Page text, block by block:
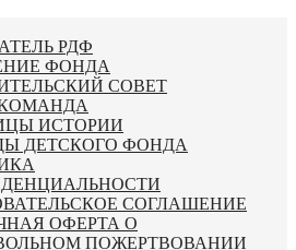
РДФ
ФОНДА
СОВЕТ
ИСТОРИИ
ДЕТСКОГО ФОНДА
СОГЛАШЕНИЕ
ОФЕРТА О
ПОЖЕРТВОВАНИИ